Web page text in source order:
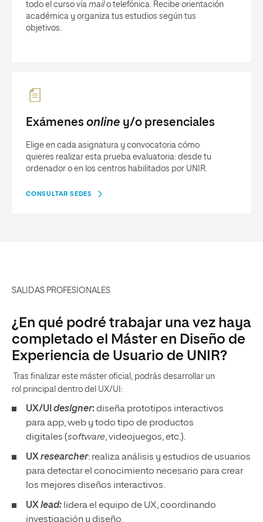
todo el curso vía mail o telefónica. Recibe orientación
académica y organiza tus estudios según tus
objetivos.
Exámenes online y/o presenciales
Elige en cada asignatura y convocatoria cómo
quieres realizar esta prueba evaluatoria: desde tu
ordenador o en los centros habilitados por UNIR.
CONSULTAR SEDES
SALIDAS PROFESIONALES
¿En qué podré trabajar una vez haya
completado el Máster en Diseño de
Experiencia de Usuario de UNIR?
Tras finalizar este máster oficial, podrás desarrollar un
rol principal dentro del UX/UI:
UX/UI designer: diseña prototipos interactivos
para app, web y todo tipo de productos
digitales (software, videojuegos, etc.).
UXresearcher: realiza análisis y estudios de usuarios
para detectar el conocimiento necesario para crear
los mejores diseños interactivos.
UXlead: lidera el equipo de UX, coordinando
investigación y diseño.